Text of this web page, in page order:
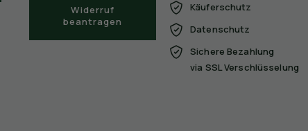
Widerruf
beantragen
Käuferschutz
Datenschutz
Sichere Bezahlung
via SSL Verschlüsselung